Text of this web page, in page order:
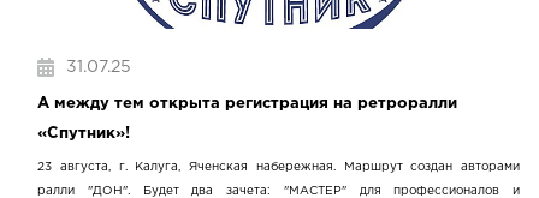
31.07.25
А между тем открыта регистрация на ретроралли
«Спутник»!
23 августа, г. Калуга, Яченская набережная. Маршрут создан авторами
ралли "ДОН". Будет два зачета: "МАСТЕР" для профессионалов и